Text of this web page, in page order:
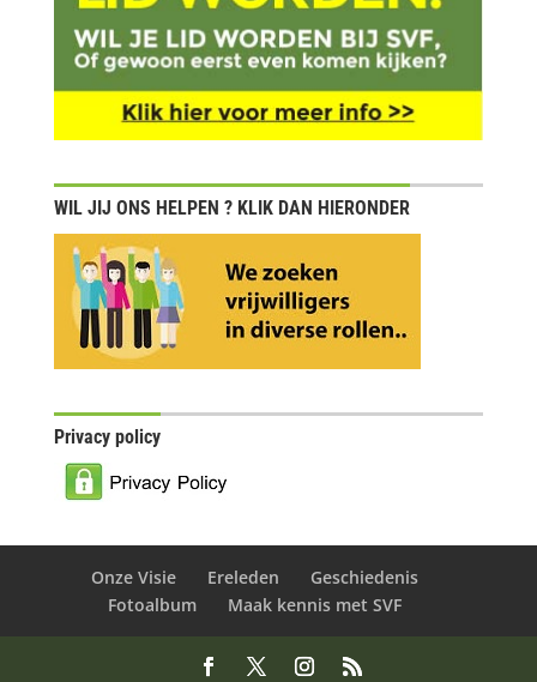
WIL JIJ ONS HELPEN ? KLIK DAN HIERONDER
Privacy policy
Onze Visie Ereleden
Geschiedenis
Fotoalbum
Maak kennis met SVF